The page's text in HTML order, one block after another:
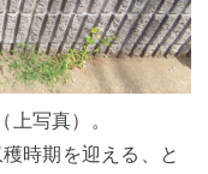
写真）。
時期を迎える、と